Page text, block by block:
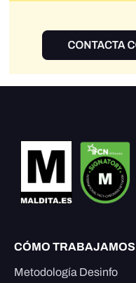
CÓMO TRABAJAMOS
Metodología Desinfo